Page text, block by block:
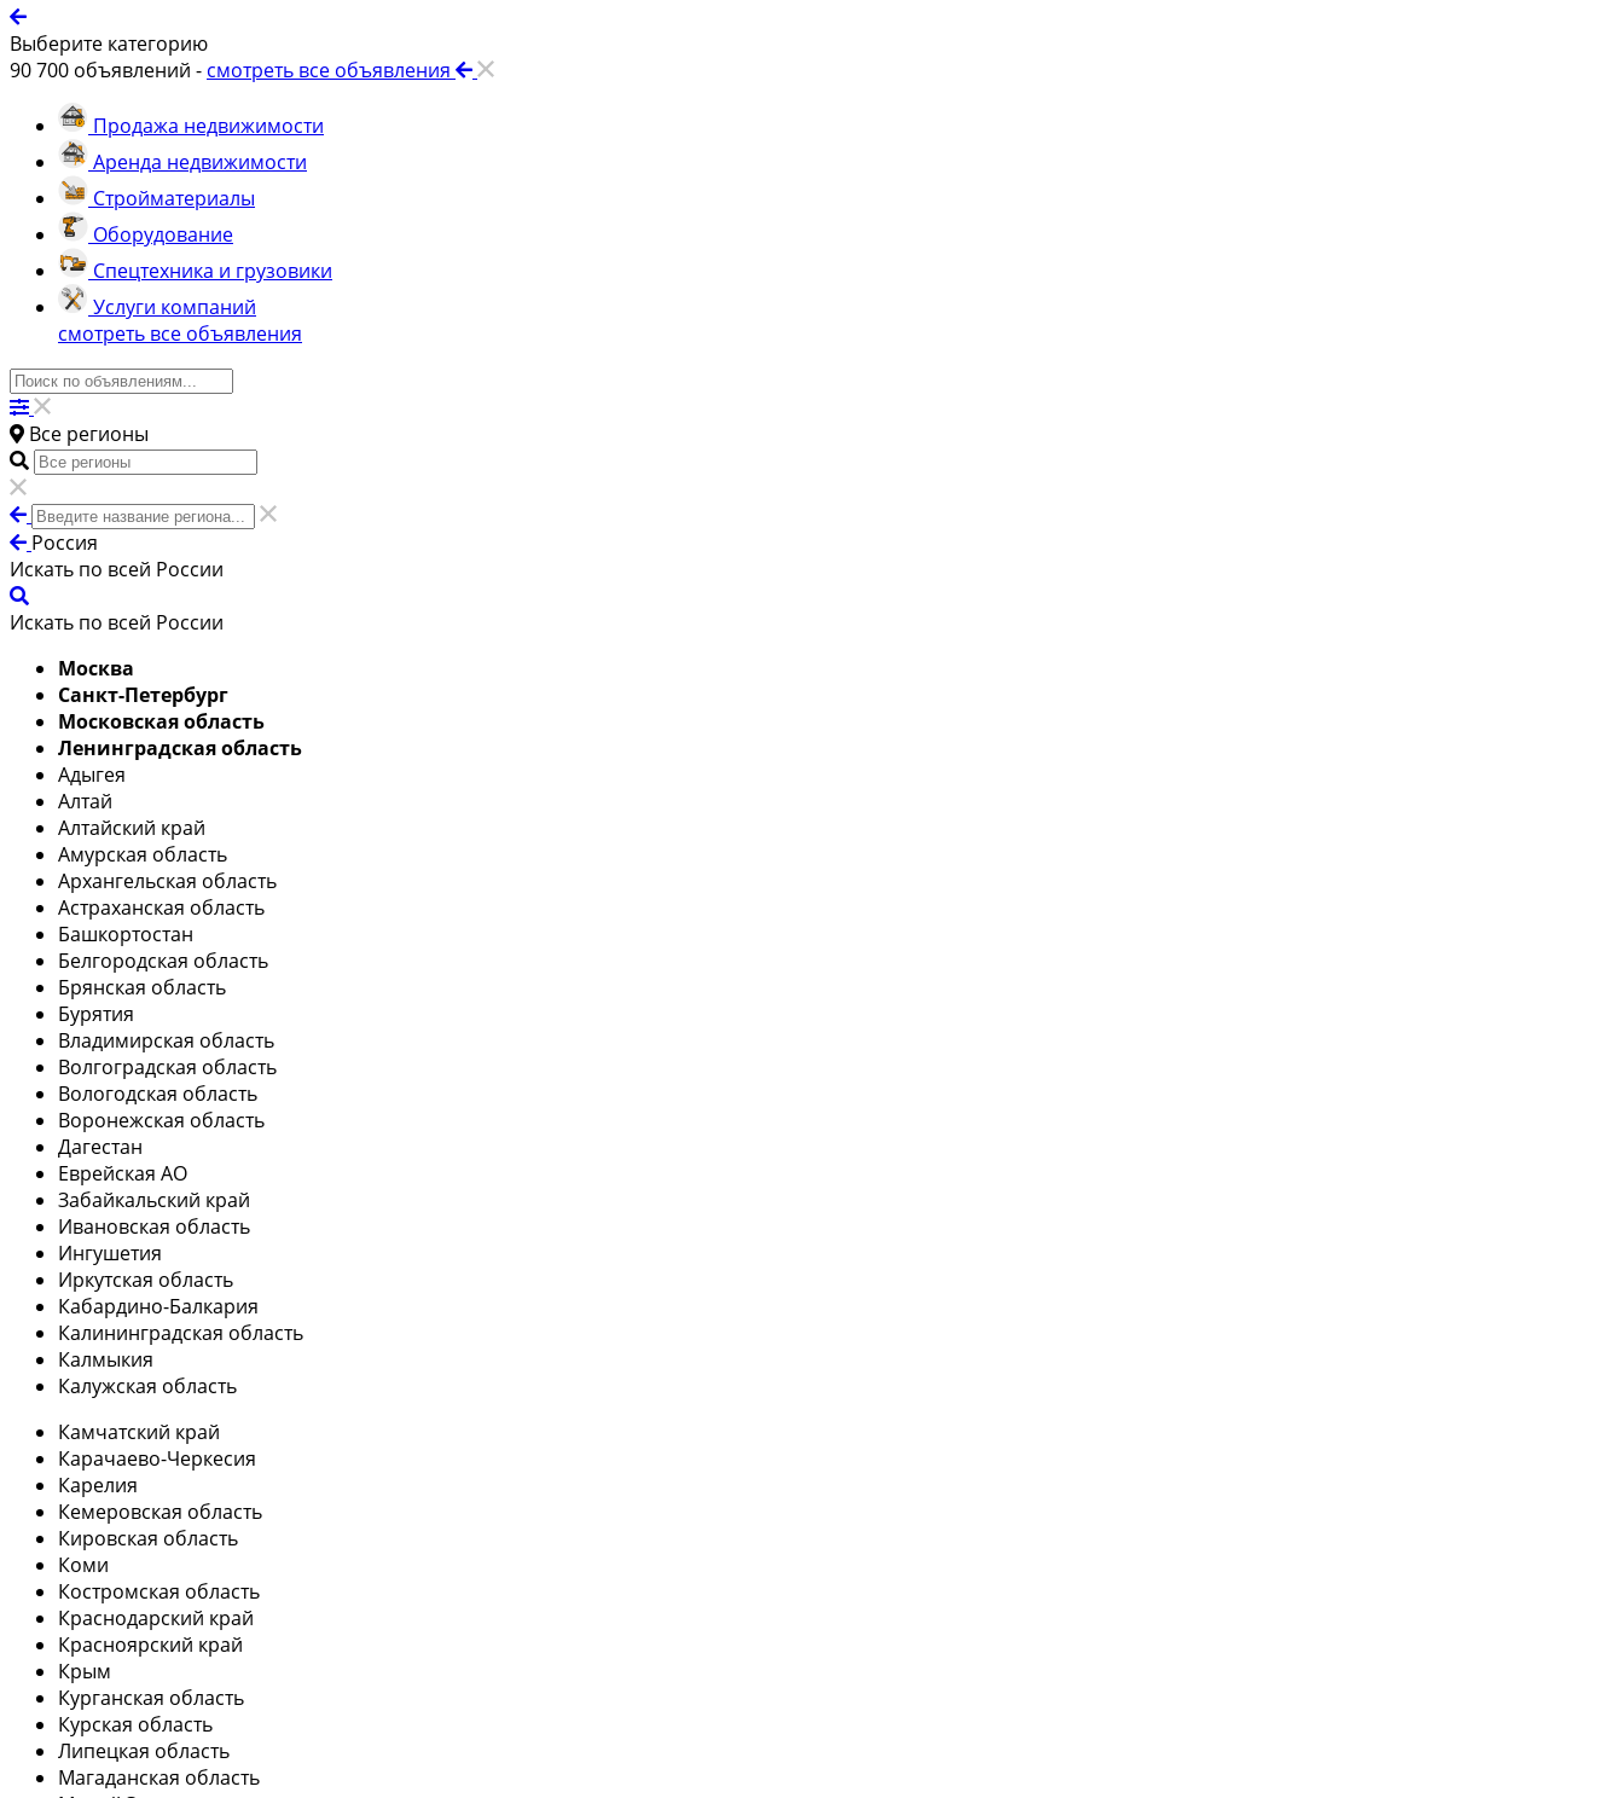
Выберите категорию
90 700 объявлений - смотреть все объявления
Продажа недвижимости
Аренда недвижимости
Стройматериалы
Оборудование
Спецтехника и грузовики
Услуги компаний
смотреть все объявления
Все регионы
Россия
Искать по всей России
Искать по всей России
Москва
Санкт-Петербург
Московская область
Ленинградская область
Адыгея
Алтай
Алтайский край
Амурская область
Архангельская область
Астраханская область
Башкортостан
Белгородская область
Брянская область
Бурятия
Владимирская область
Волгоградская область
Вологодская область
Воронежская область
Дагестан
Еврейская АО
Забайкальский край
Ивановская область
Ингушетия
Иркутская область
Кабардино-Балкария
Калининградская область
Калмыкия
Калужская область
Камчатский край
Карачаево-Черкесия
Карелия
Кемеровская область
Кировская область
Коми
Костромская область
Краснодарский край
Красноярский край
Крым
Курганская область
Курская область
Липецкая область
Магаданская область